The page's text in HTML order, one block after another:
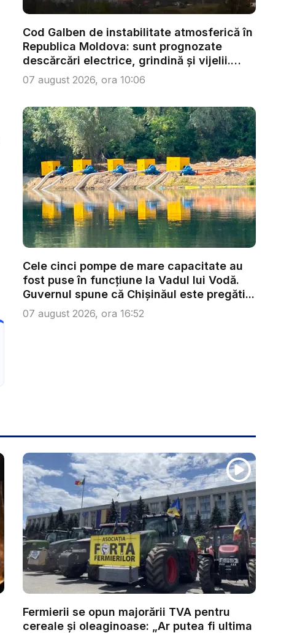
Cod Galben de instabilitate atmosferică în
Republica Moldova: sunt prognozate
descărcări electrice, grindină și vijelii.
Câ...
07 august 2026, ora 10:06
Cele cinci pompe de mare capacitate au
fost puse în funcțiune la Vadul lui Vodă.
Guvernul spune că Chișinăul este pregăti...
07 august 2026, ora 16:52
Fermierii se opun majorării TVA pentru
cereale și oleaginoase: „Ar putea fi ultima